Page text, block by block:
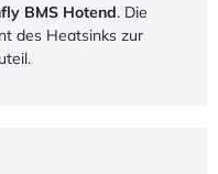
BMS Hotend. Die
des Heatsinks zur